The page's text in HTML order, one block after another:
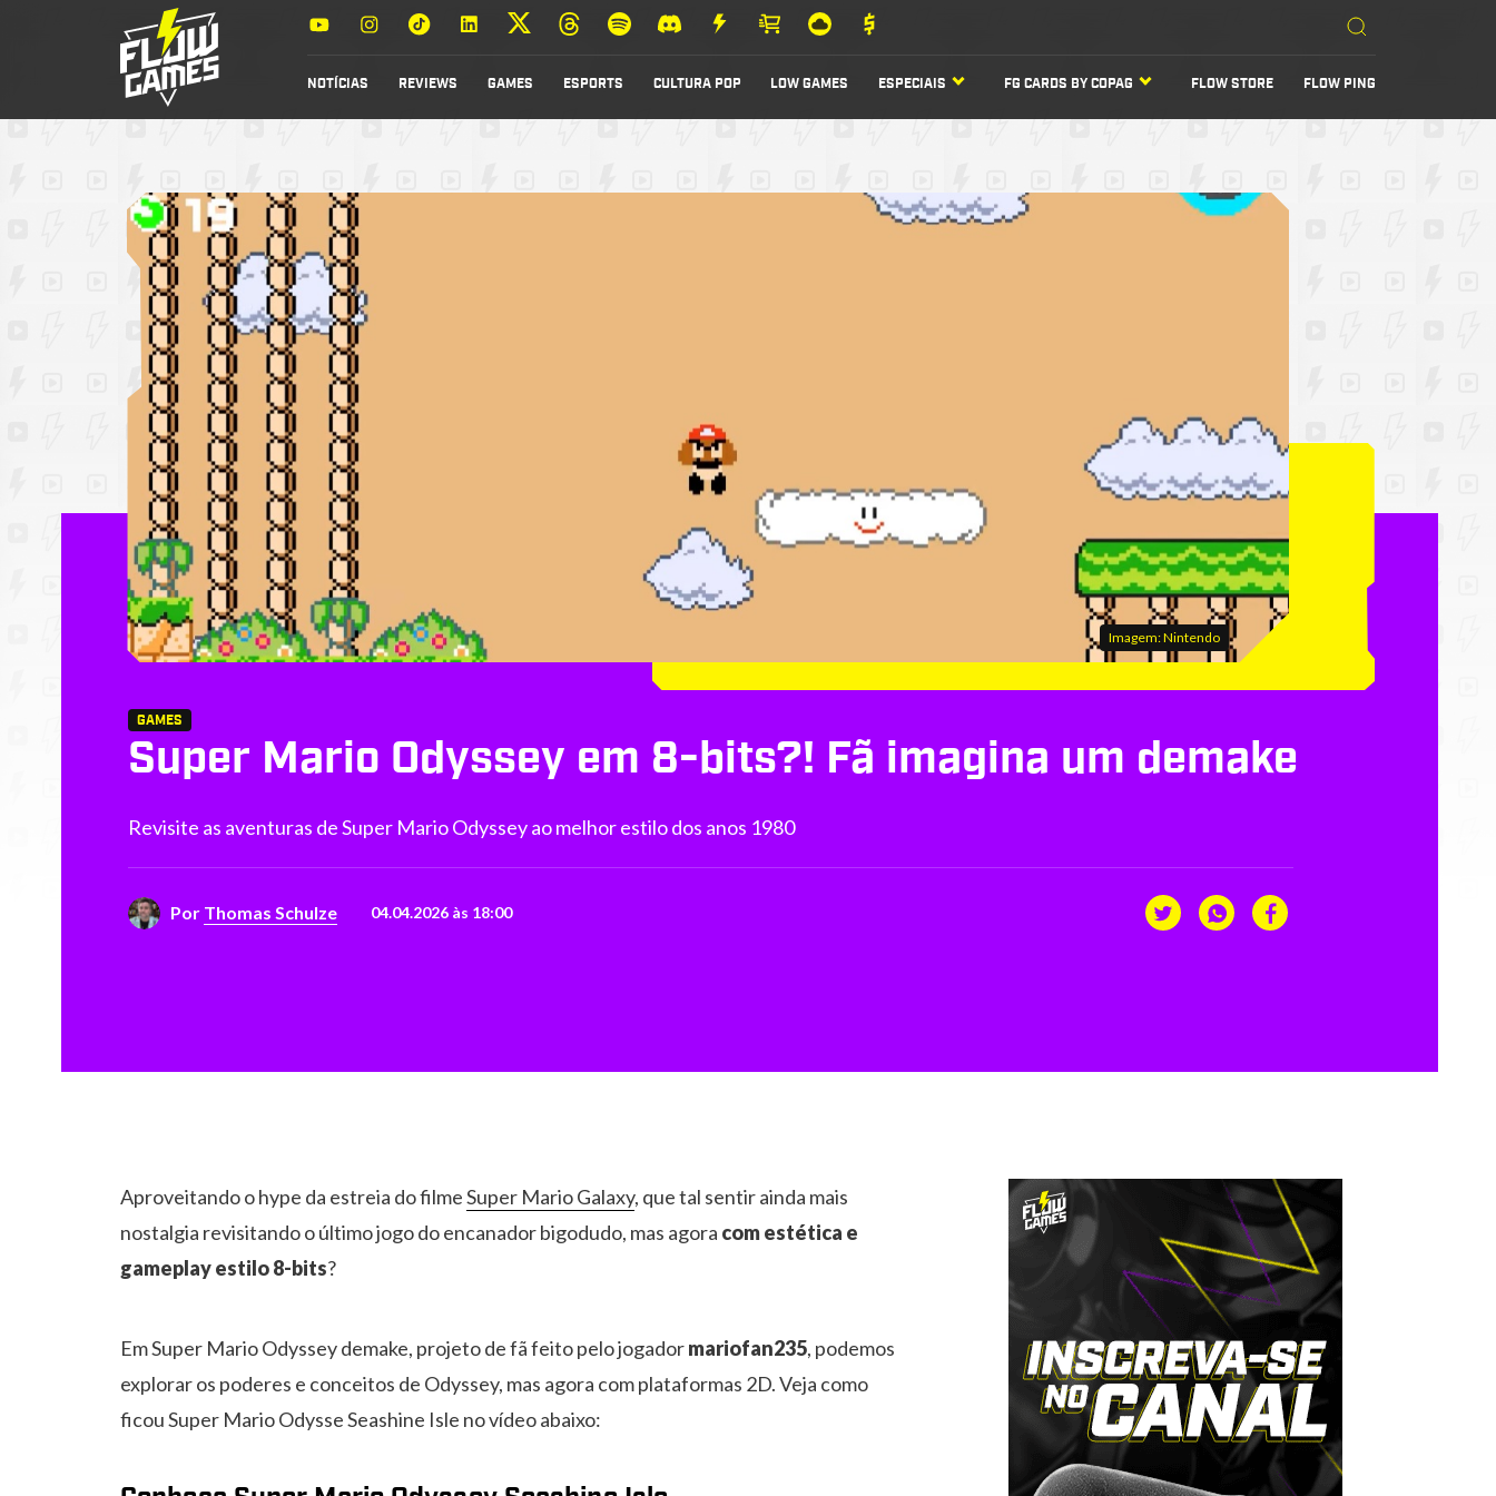
NOTÍCIAS REVIEWS GAMES ESPORTS CULTURA POP LOW GAMES ESPECIAIS FG CARDS BY COPAG FLOW STORE FLOW PING
Imagem: Nintendo
GAMES
Super Mario Odyssey em 8-bits?! Fã imagina um demake
Revisite as aventuras de Super Mario Odyssey ao melhor estilo dos anos 1980
Por Thomas Schulze 04.04.2026 às 18:00
Aproveitando o hype da estreia do filmeSuper Mario Galaxy, que tal sentir ainda mais
nostalgia revisitando o último jogo do encanador bigodudo, mas agora com estética e
gameplay estilo 8-bits?
Em Super Mario Odyssey demake, projeto de fã feito pelo jogadormariofan235, podemos
explorar os poderes e conceitos de Odyssey, mas agora com plataformas 2D. Veja como
ficou Super Mario Odysse Seashine Isle no vídeo abaixo: